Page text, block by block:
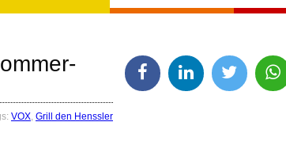
VOX, Grill den Henssler